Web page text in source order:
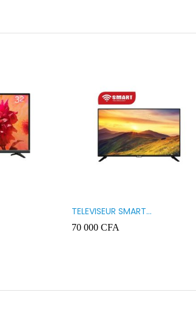
TELEVISEUR SMART
TECHNOLOGY 32 LED STT3200K
70 000 CFA